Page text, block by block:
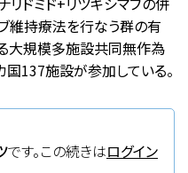
維持療法を行なう群の有
大規模多施設共同無作為
137施設が参加している。
です。この続きはログイン